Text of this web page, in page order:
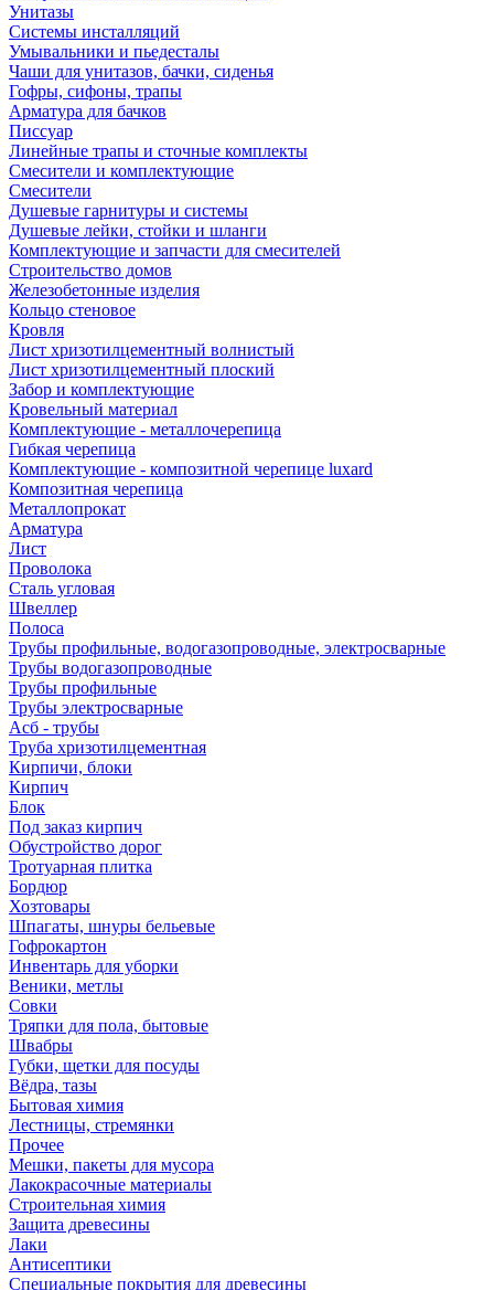
Унитазы
Системы инсталляций
Умывальники и пьедесталы
Чаши для унитазов, бачки, сиденья
Гофры, сифоны, трапы
Арматура для бачков
Писсуар
Линейные трапы и сточные комплекты
Смесители и комплектующие
Смесители
Душевые гарнитуры и системы
Душевые лейки, стойки и шланги
Комплектующие и запчасти для смесителей
Строительство домов
Железобетонные изделия
Кольцо стеновое
Кровля
Лист хризотилцементный волнистый
Лист хризотилцементный плоский
Забор и комплектующие
Кровельный материал
Комплектующие - металлочерепица
Гибкая черепица
Комплектующие - композитной черепице luxard
Композитная черепица
Металлопрокат
Арматура
Лист
Проволока
Сталь угловая
Швеллер
Полоса
Трубы профильные, водогазопроводные, электросварные
Трубы водогазопроводные
Трубы профильные
Трубы электросварные
Асб - трубы
Труба хризотилцементная
Кирпичи, блоки
Кирпич
Блок
Под заказ кирпич
Обустройство дорог
Тротуарная плитка
Бордюр
Хозтовары
Шпагаты, шнуры бельевые
Гофрокартон
Инвентарь для уборки
Веники, метлы
Совки
Тряпки для пола, бытовые
Швабры
Губки, щетки для посуды
Вёдра, тазы
Бытовая химия
Лестницы, стремянки
Прочее
Мешки, пакеты для мусора
Лакокрасочные материалы
Строительная химия
Защита древесины
Лаки
Антисептики
Специальные покрытия для древесины